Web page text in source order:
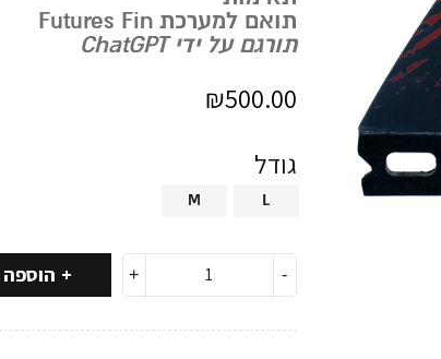
תואם למערכת Futures Fin
תורגם על ידי ChatGPT
₪500.00
גודל
L
M